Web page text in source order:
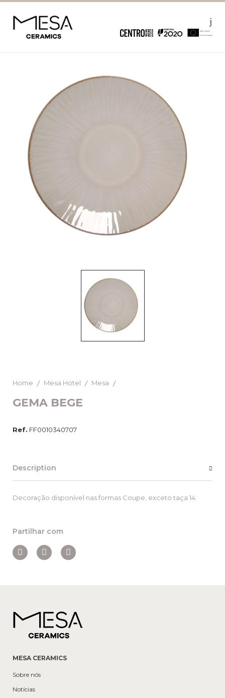
Home Mesa Hotel Mesa
GEMA BEGE
Ref. FF0010340707
Description
Decoração disponível nas formas Coupe, exceto taça 14.
Partilhar com
MESA CERAMICS
Sobre nós
Notícias